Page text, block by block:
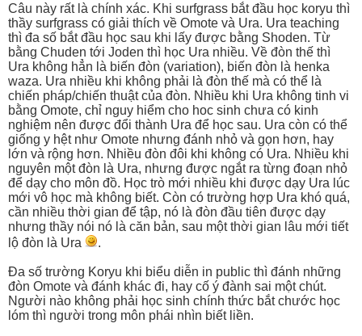
Câu này rất là chính xác. Khi surfgrass bắt đầu học koryu thì
thầy surfgrass có giải thích về Omote và Ura. Ura teaching
thì đa số bắt đầu học sau khi lấy được bằng Shoden. Từ
bằng Chuden tới Joden thì học Ura nhiều. Về đòn thế thì
Ura không hẳn là biến đòn (variation), biến đòn là henka
waza. Ura nhiều khi không phải là đòn thế mà có thể là
chiến pháp/chiến thuật của đòn. Nhiều khi Ura không tinh vi
bằng Omote, chỉ nguy hiểm cho hoc sinh chưa có kinh
nghiệm nên được đổi thành Ura để học sau. Ura còn có thể
giống y hệt như Omote nhưng đánh nhỏ và gọn hơn, hay
lớn và rộng hơn. Nhiều đòn đôi khi không có Ura. Nhiều khi
nguyên một đòn là Ura, nhưng được ngắt ra từng đoạn nhỏ
để dạy cho môn đồ. Học trò mới nhiều khi được dạy Ura lúc
mới vô học mà không biết. Còn có trường hợp Ura khó quá,
cần nhiều thời gian để tập, nó là đòn đầu tiên được dạy
nhưng thầy nói nó là căn bản, sau một thời gian lâu mới tiết
lộ đòn là Ura
.
Đa số trường Koryu khi biểu diễn in public thì đánh những
đòn Omote và đánh khác đi, hay cố ý đành sai một chút.
Người nào không phải học sinh chính thức bắt chước học
lóm thì người trong môn phái nhìn biết liền.